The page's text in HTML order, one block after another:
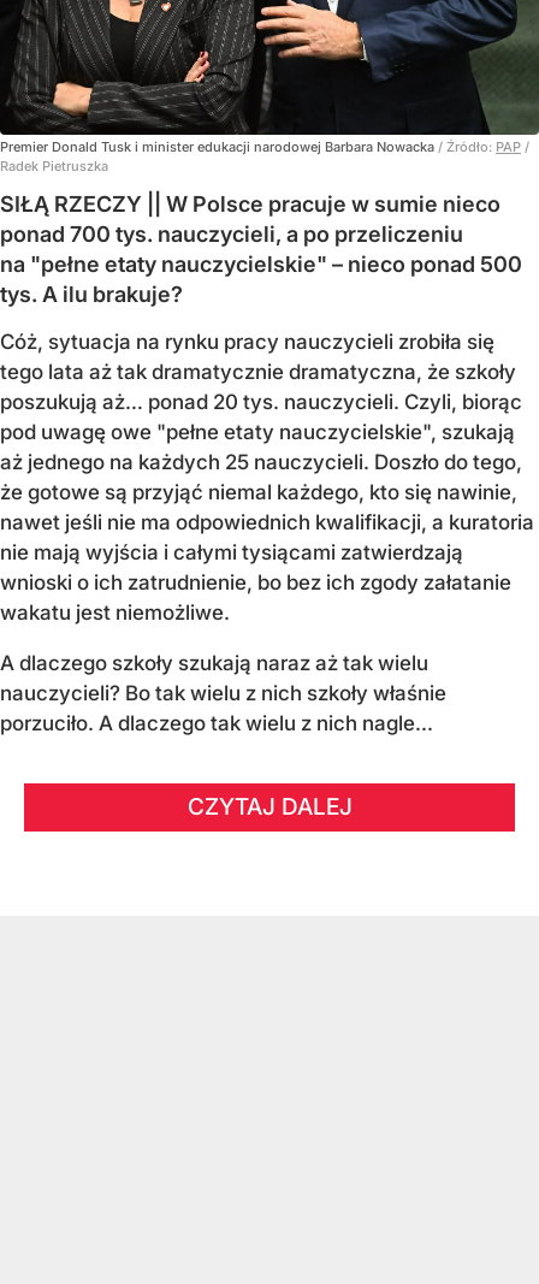
Premier Donald Tusk i minister edukacji narodowej Barbara Nowacka / Źródło: PAP /
Radek Pietruszka
SIŁĄ RZECZY || W Polsce pracuje w sumie nieco
ponad 700 tys. nauczycieli, a po przeliczeniu
na "pełne etaty nauczycielskie" – nieco ponad 500
tys. A ilu brakuje?
Cóż, sytuacja na rynku pracy nauczycieli zrobiła się
tego lata aż tak dramatycznie dramatyczna, że szkoły
poszukują aż… ponad 20 tys. nauczycieli. Czyli, biorąc
pod uwagę owe "pełne etaty nauczycielskie", szukają
aż jednego na każdych 25 nauczycieli. Doszło do tego,
że gotowe są przyjąć niemal każdego, kto się nawinie,
nawet jeśli nie ma odpowiednich kwalifikacji, a kuratoria
nie mają wyjścia i całymi tysiącami zatwierdzają
wnioski o ich zatrudnienie, bo bez ich zgody załatanie
wakatu jest niemożliwe.
A dlaczego szkoły szukają naraz aż tak wielu
nauczycieli? Bo tak wielu z nich szkoły właśnie
porzuciło. A dlaczego tak wielu z nich nagle...
CZYTAJ DALEJ